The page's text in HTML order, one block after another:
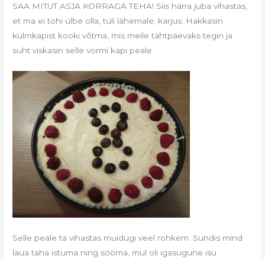
SAA MITUT ASJA KORRAGA TEHA! Siis härra juba vihastas,
et ma ei tohi ülbe olla, tuli lähemale, karjus. Hakkasin
külmkapist kooki võtma, mis meile tähtpäevaks tegin ja
suht viskasin selle vormi kapi peale.
Selle peale ta vihastas muidugi veel rohkem. Sundis mind
laua taha istuma ning sööma, mul oli igasugune isu